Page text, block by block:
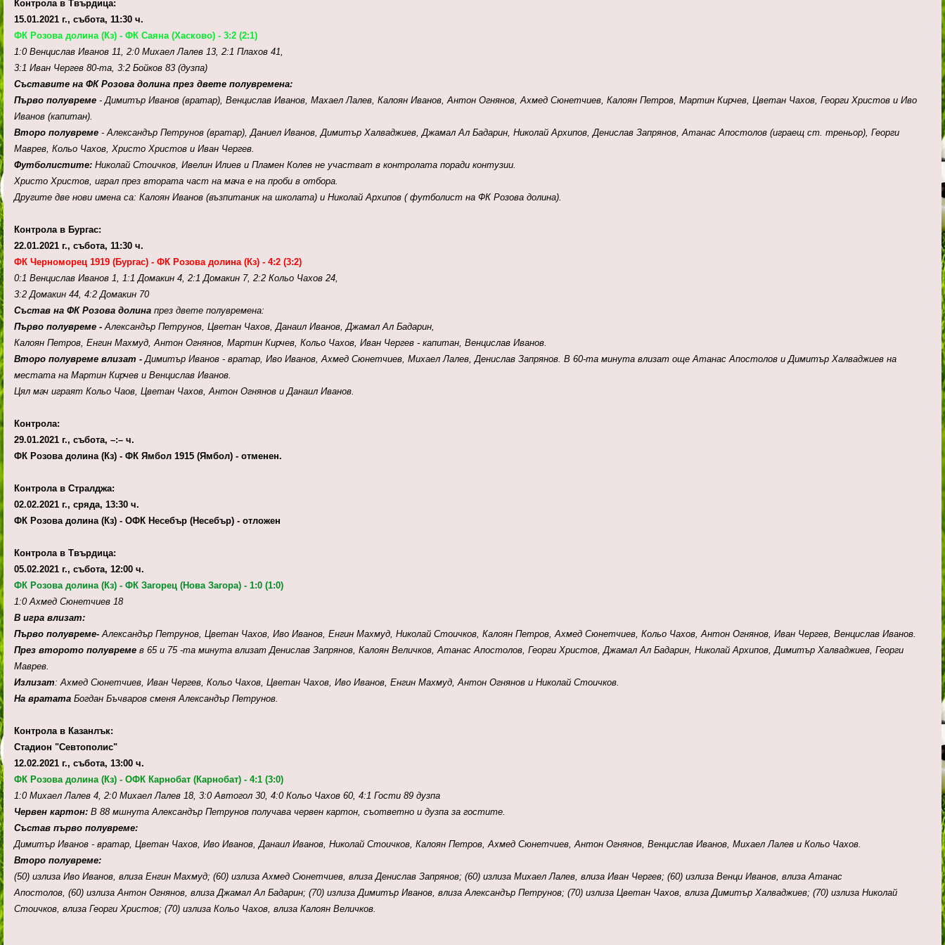
Контрола в Твърдица:
15.01.2021 г., събота, 11:30 ч.
ФК Розова долина (Кз) - ФК Саяна (Хасково) - 3:2 (2:1)
1:0 Венцислав Иванов 11, 2:0 Михаел Лалев 13, 2:1 Плахов 41,
3:1 Иван Чергев 80-та, 3:2 Бойков 83 (дузпа)
Съставите на ФК Розова долина през двете полувремена:
Първо полувреме - Димитър Иванов (вратар), Венцислав Иванов, Махаел Лалев, Калоян Иванов, Антон Огнянов, Ахмед Сюнетчиев, Калоян Петров, Мартин Кирчев, Цветан Чахов, Георги Христов и Иво
Иванов (капитан).
Второ полувреме - Александър Петрунов (вратар), Даниел Иванов, Димитър Халваджиев, Джамал Ал Бадарин, Николай Архипов, Денислав Запрянов, Атанас Апостолов (играещ ст. треньор), Георги
Маврев, Кольо Чахов, Христо Христов и Иван Чергев.
Футболистите: Николай Стоичков, Ивелин Илиев и Пламен Колев не участват в контролата поради контузии.
Христо Христов, играл през втората част на мача е на проби в отбора.
Другите две нови имена са: Калоян Иванов (възпитаник на школата) и Николай Архипов ( футболист на ФК Розова долина).
Контрола в Бургас:
22.01.2021 г., събота, 11:30 ч.
ФК Черноморец 1919 (Бургас) - ФК Розова долина (Кз) - 4:2 (3:2)
0:1 Венцислав Иванов 1, 1:1 Домакин 4, 2:1 Домакин 7, 2:2 Кольо Чахов 24,
3:2 Домакин 44, 4:2 Домакин 70
Състав на ФК Розова долина през двете полувремена:
Първо полувреме - Александър Петрунов, Цветан Чахов, Данаил Иванов, Джамал Ал Бадарин,
Калоян Петров, Енгин Махмуд, Антон Огнянов, Мартин Кирчев, Кольо Чахов, Иван Чергев - капитан, Венцислав Иванов.
Второ полувреме влизат -Димитър Иванов - вратар, Иво Иванов, Ахмед Сюнетчиев, Михаел Лалев, Денислав Запрянов. В 60-та минута влизат още Атанас Апостолов и Димитър Халваджиев на
местата на Мартин Кирчев и Венцислав Иванов.
Цял мач играят Кольо Чаов, Цветан Чахов, Антон Огнянов и Данаил Иванов.
Контрола:
29.01.2021 г., събота, –:– ч.
ФК Розова долина (Кз) - ФК Ямбол 1915 (Ямбол) - отменен.
Контрола в Стралджа:
02.02.2021 г., сряда, 13:30 ч.
ФК Розова долина (Кз) - ОФК Несебър (Несебър) - отложен
Контрола в Твърдица:
05.02.2021 г., събота, 12:00 ч.
ФК Розова долина (Кз) - ФК Загорец (Нова Загора) - 1:0 (1:0)
1:0 Ахмед Сюнетчиев 18
В игра влизат:
Първо полувреме- Александър Петрунов, Цветан Чахов, Иво Иванов, Енгин Махмуд, Николай Стоичков, Калоян Петров, Ахмед Сюнетчиев, Кольо Чахов, Антон Огнянов, Иван Чергев, Венцислав Иванов.
През второто полувреме в 65 и 75 -та минута влизат Денислав Запрянов, Калоян Величков, Атанас Апостолов, Георги Христов, Джамал Ал Бадарин, Николай Архипов, Димитър Халваджиев, Георги
Маврев.
Излизат: Ахмед Сюнетчиев, Иван Чергев, Кольо Чахов, Цветан Чахов, Иво Иванов, Енгин Махмуд, Антон Огнянов и Николай Стоичков.
На вратата Богдан Бъчваров сменя Александър Петрунов.
Контрола в Казанлък:
Стадион "Севтополис"
12.02.2021 г., събота, 13:00 ч.
ФК Розова долина (Кз) - ОФК Карнобат (Карнобат) - 4:1 (3:0)
1:0 Михаел Лалев 4, 2:0 Михаел Лалев 18, 3:0 Автогол 30, 4:0 Кольо Чахов 60, 4:1 Гости 89 дузпа
Червен картон: В 88 мшнута Александър Петрунов получава червен картон, съответно и дузпа за гостите.
Състав първо полувреме:
Димитър Иванов - вратар, Цветан Чахов, Иво Иванов, Данаил Иванов, Николай Стоичков, Калоян Петров, Ахмед Сюнетчиев, Антон Огнянов, Венцислав Иванов, Михаел Лалев и Кольо Чахов.
Второ полувреме:
(50) излиза Иво Иванов, влиза Енгин Махмуд; (60) излиза Ахмед Сюнетчиев, влиза Денислав Запрянов; (60) излиза Михаел Лалев, влиза Иван Чергев; (60) излиза Венци Иванов, влиза Атанас
Апостолов, (60) излиза Антон Огнянов, влиза Джамал Ал Бадарин; (70) излиза Димитър Иванов, влиза Александър Петрунов; (70) излиза Цветан Чахов, влиза Димитър Халваджиев; (70) излиза Николай
Стоичков, влиза Георги Христов; (70) излиза Кольо Чахов, влиза Калоян Величков.